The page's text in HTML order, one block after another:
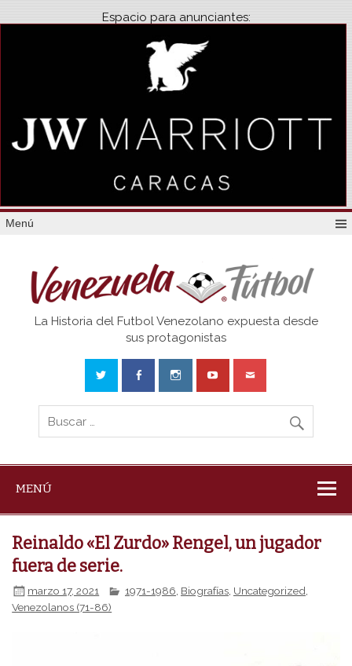
Espacio para anunciantes:
Menú
Venezuela
La Historia del Futbol Venezolano expuesta desde
sus protagonistas
MENÚ
Reinaldo «El Zurdo» Rengel, un jugador
fuera de serie.
marzo 17, 2021 1971-1986 Biografías Uncategorized
Venezolanos (71-86)